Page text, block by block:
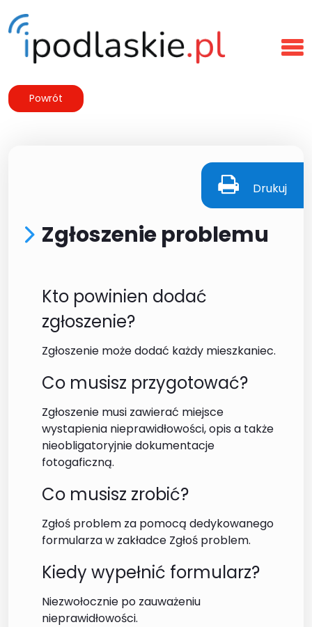
Powrót
Drukuj
Zgłoszenie problemu
Kto powinien dodać
zgłoszenie?
Zgłoszenie może dodać każdy mieszkaniec.
Co musisz przygotować?
Zgłoszenie musi zawierać miejsce
wystapienia nieprawidłowości, opis a także
nieobligatoryjnie dokumentacje
fotogaficzną.
Co musisz zrobić?
Zgłoś problem za pomocą dedykowanego
formularza w zakładce Zgłoś problem.
Kiedy wypełnić formularz?
Niezwołocznie po zauważeniu
nieprawidłowości.